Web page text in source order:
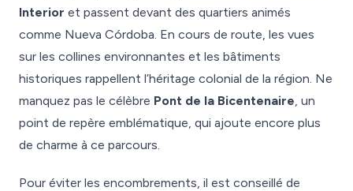
Interior et passent devant des quartiers animés
comme Nueva Córdoba. En cours de route, les vues
sur les collines environnantes et les bâtiments
historiques rappellent l’héritage colonial de la région. Ne
manquez pas le célèbre Pont de la Bicentenaire, un
point de repère emblématique, qui ajoute encore plus
de charme à ce parcours.
Pour éviter les encombrements, il est conseillé de